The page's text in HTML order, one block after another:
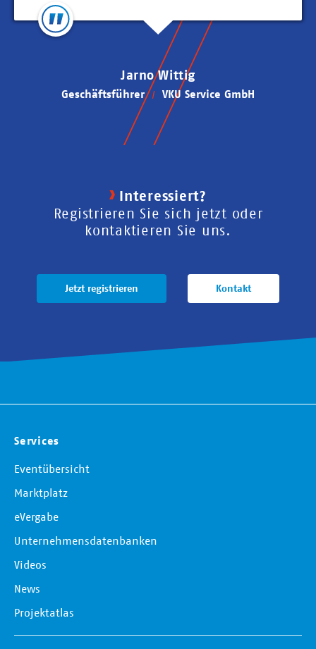
Jarno Wittig
Geschäftsführer VKU Service GmbH
Interessiert?
Registrieren Sie sich jetzt oder
kontaktieren Sie uns.
Jetzt registrieren Kontakt
Services
Eventübersicht
Marktplatz
eVergabe
Unternehmensdatenbanken
Videos
News
Projektatlas